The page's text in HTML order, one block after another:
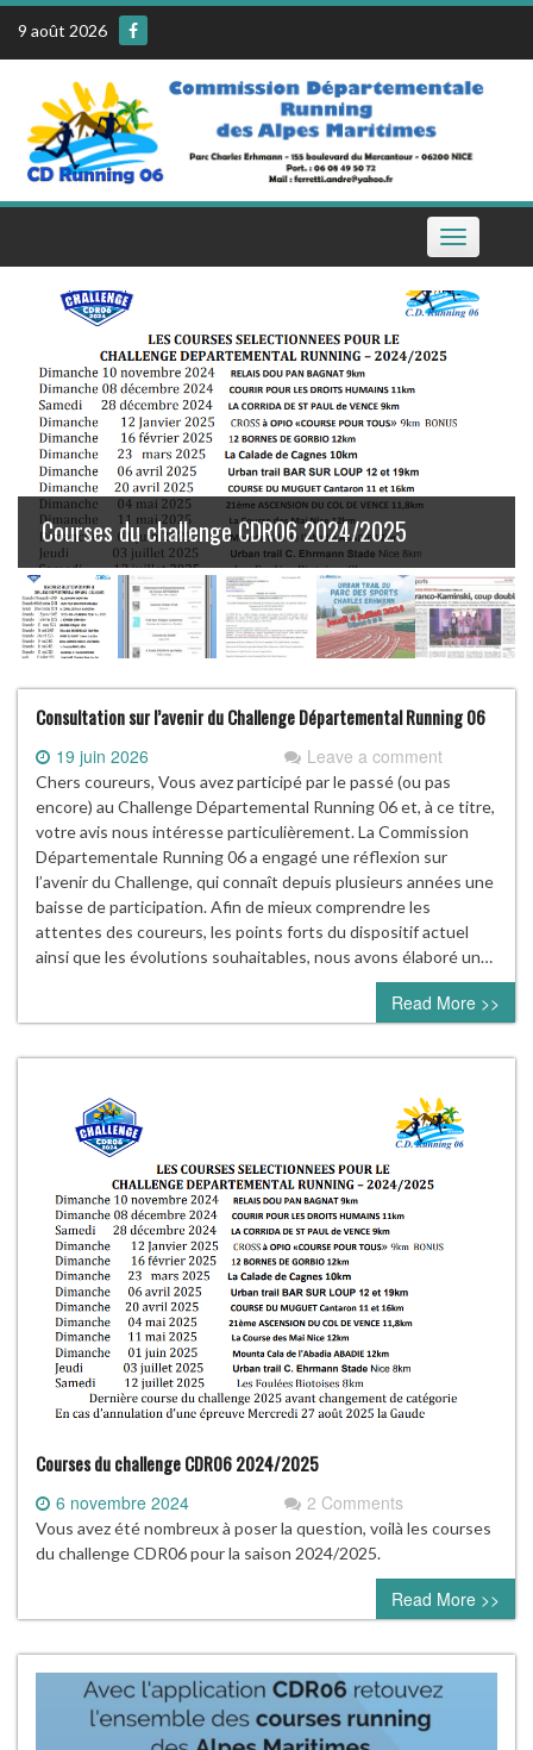
Skip
content
9 août 2026
Toggle
navigation
Le calendrier de la CDR06 sur votre téléphone
Consultation sur l’avenir du Challenge Départemental Running 06
19 juin 2026 Leave a comment
Chers coureurs, Vous avez participé par le passé (ou pas
encore) au Challenge Départemental Running 06 et, à ce titre,
votre avis nous intéresse particulièrement. La Commission
Départementale Running 06 a engagé une réflexion sur
l’avenir du Challenge, qui connaît depuis plusieurs années une
baisse de participation. Afin de mieux comprendre les
attentes des coureurs, les points forts du dispositif actuel
ainsi que les évolutions souhaitables, nous avons élaboré un…
Read More >>
Courses du challenge CDR06 2024/2025
6 novembre 2024 2 Comments
Vous avez été nombreux à poser la question, voilà les courses
du challenge CDR06 pour la saison 2024/2025.
Read More >>